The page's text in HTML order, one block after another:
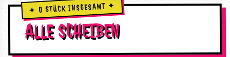
✦ 0 STÜCK INSGESAMT ✦
ALLE SCHEIBEN